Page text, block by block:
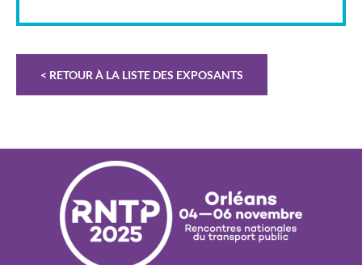
< RETOUR À LA LISTE DES EXPOSANTS